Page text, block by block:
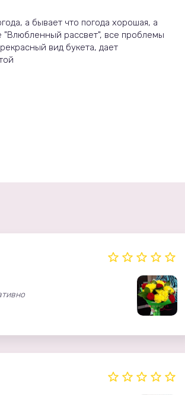
а бывает что погода хорошая, а
"Влюбленный рассвет", все проблемы
вид букета, дает